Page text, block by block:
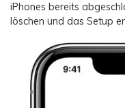
iPhones bereits
löschen und das Setup